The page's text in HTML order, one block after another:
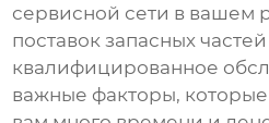
сервисной сети в вашем
поставок запасных
квалифицированное
важные факторы, которые